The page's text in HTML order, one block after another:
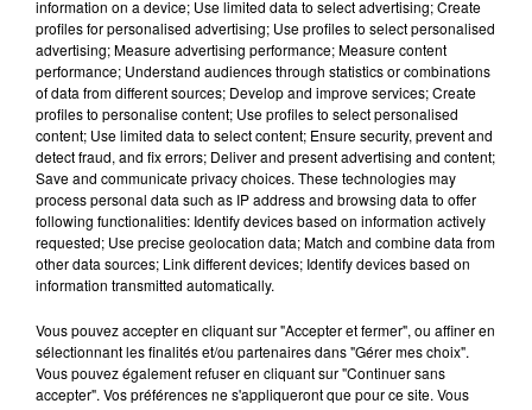
Un titre qui a provoqué un énorme scandale, par son
texte qui légitimait l’inceste.. Le lien de parenté entre
les deux chanteurs est le même que celui des
protagonistes de l’histoire , ce qui a entrainé des
soupçons sur la relation de Gainsbourg avec sa fille !
Des soupçons vite levés. Le chanteur s'en est vite
défendu publiquement.
Ce titre est devenu depuis l’un des plus gros succès
commerciaux de sa carrière et a révélé Charlotte
Gainsbourg au monde.
information on a device; Use limited data to select advertising; Create
profiles for personalised advertising; Use profiles to select personalised
advertising; Measure advertising performance; Measure content
performance; Understand audiences through statistics or combinations
of data from different sources; Develop and improve services; Create
profiles to personalise content; Use profiles to select personalised
content; Use limited data to select content; Ensure security, prevent and
detect fraud, and fix errors; Deliver and present advertising and content;
Save and communicate privacy choices. These technologies may
process personal data such as IP address and browsing data to offer
following functionalities: Identify devices based on information actively
requested; Use precise geolocation data; Match and combine data from
other data sources; Link different devices; Identify devices based on
information transmitted automatically.
Vous pouvez accepter en cliquant sur "Accepter et fermer", ou affiner en
sélectionnant les finalités et/ou partenaires dans "Gérer mes choix".
Vous pouvez également refuser en cliquant sur "Continuer sans
accepter". Vos préférences ne s'appliqueront que pour ce site. Vous